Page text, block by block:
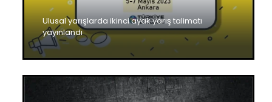
Ulusal yarışlarda ikinci ayak yarış talimatı
yayınlandı